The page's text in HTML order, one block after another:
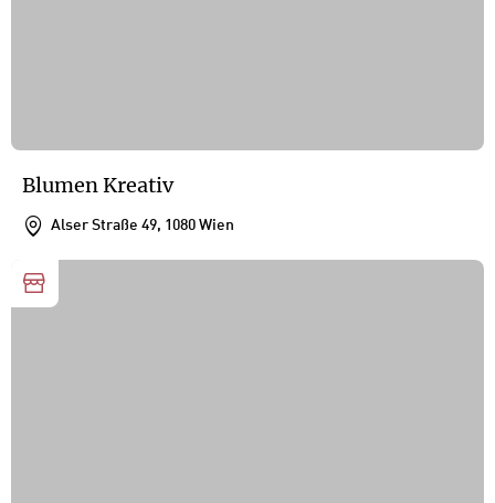
Blumen Kreativ
Alser Straße 49, 1080 Wien